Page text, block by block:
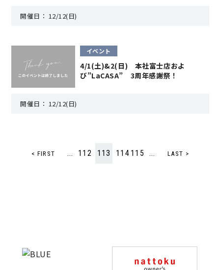
サイトマップ
よくある質問
開催日： 12/12(日)
イベント
4/1(土)&2(日) 本社富士店およ
び”LaCASA” 3周年感謝祭！
開催日： 12/12(日)
< FIRST ... 112 113 114 115 ... LAST >